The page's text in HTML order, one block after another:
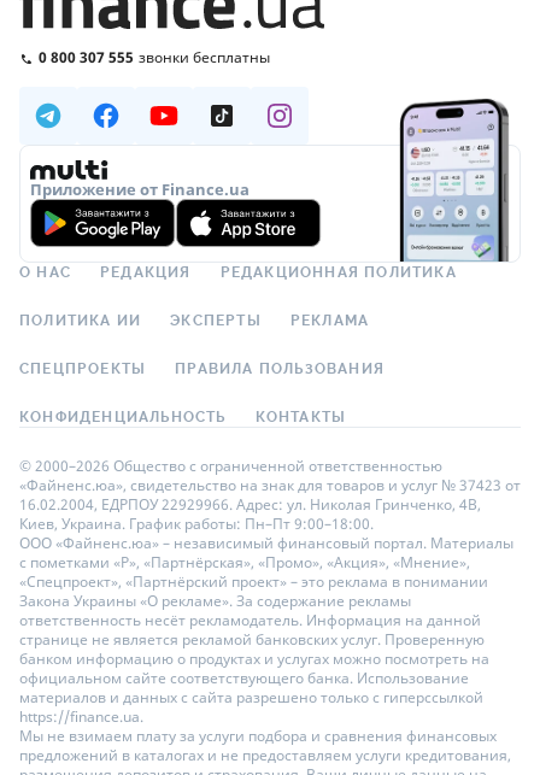
0 800 307 555 звонки бесплатны
Приложение от Finance.ua
О НАС РЕДАКЦИЯ РЕДАКЦИОННАЯ ПОЛИТИКА
ПОЛИТИКА ИИ ЭКСПЕРТЫ РЕКЛАМА
СПЕЦПРОЕКТЫ ПРАВИЛА ПОЛЬЗОВАНИЯ
КОНФИДЕНЦИАЛЬНОСТЬ КОНТАКТЫ
© 2000–2026 Общество с ограниченной ответственностью
«Файненс.юа», свидетельство на знак для товаров и услуг № 37423 от
16.02.2004, ЕДРПОУ 22929966. Адрес: ул. Николая Гринченко, 4В,
Киев, Украина. График работы: Пн–Пт 9:00–18:00.
ООО «Файненс.юа» – независимый финансовый портал. Материалы
с пометками «Р», «Партнёрская», «Промо», «Акция», «Мнение»,
«Спецпроект», «Партнёрский проект» – это реклама в понимании
Закона Украины «О рекламе». За содержание рекламы
ответственность несёт рекламодатель. Информация на данной
странице не является рекламой банковских услуг. Проверенную
банком информацию о продуктах и услугах можно посмотреть на
официальном сайте соответствующего банка. Использование
материалов и данных с сайта разрешено только с гиперссылкой
https://finance.ua.
Мы не взимаем плату за услуги подбора и сравнения финансовых
предложений в каталогах и не предоставляем услуги кредитования,